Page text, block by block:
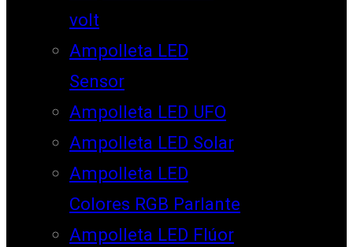
volt
Ampolleta LED
Sensor
Ampolleta LED UFO
Ampolleta LED Solar
Ampolleta LED
Colores RGB Parlante
Ampolleta LED Flúor